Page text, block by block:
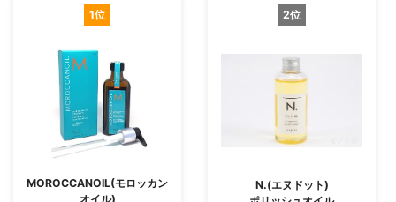
1位
MOROCCANOIL(モロッカン
オイル)
2位
N.(エヌドット)